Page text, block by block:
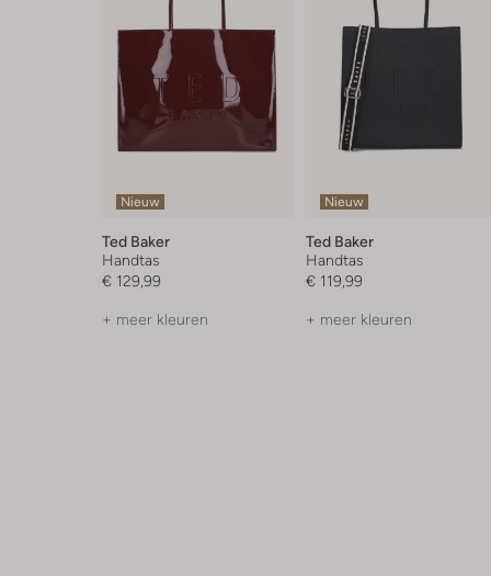
Nieuw
Ted Baker
Handtas
€ 129,99
+ meer kleuren
Nieuw
Ted Baker
Handtas
€ 119,99
+ meer kleuren